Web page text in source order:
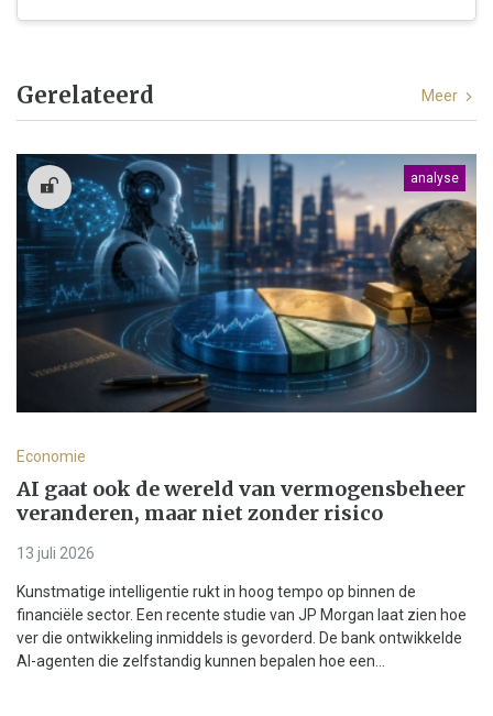
Gerelateerd Meer
analyse
Economie
AI gaat ook de wereld van vermogensbeheer
veranderen, maar niet zonder risico
13 juli 2026
Kunstmatige intelligentie rukt in hoog tempo op binnen de
financiële sector. Een recente studie van JP Morgan laat zien hoe
ver die ontwikkeling inmiddels is gevorderd. De bank ontwikkelde
AI-agenten die zelfstandig kunnen bepalen hoe een...